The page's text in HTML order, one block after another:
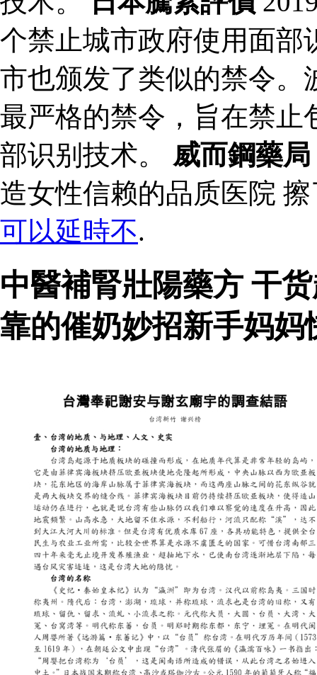
个禁止城市政府使用面部
市也颁发了类似的禁令。
最严格的禁令，旨在禁止
部识别技术。 威而鋼藥局
造女性信赖的品质医院
可以延時不.
中醫補腎壯陽藥方 干
靠的催奶妙招新手妈妈